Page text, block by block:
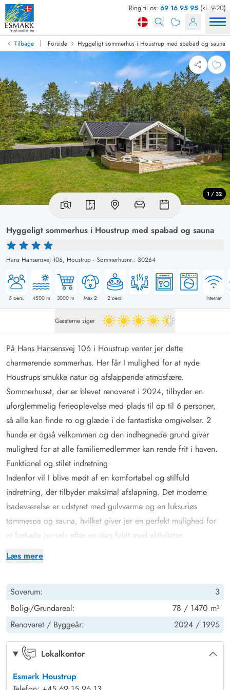
Ring til os: 69 16 95 95 (kl. 9-20)
Tilbage | Forside Hyggeligt sommerhus i Houstrup med spabad og sauna
Hyggeligt sommerhus i Houstrup med spabad og sauna
Hans Hansensvej 106, Houstrup - Sommerhusnr.: 30264
6 pers. 4500m 3000 m Max 2 2 pers. Internet
1 / 32
Gæsterne siger 4.5 ud af 5
Læs mere
På Hans Hansensvej 106 i Houstrup venter jer dette
charmerende sommerhus. Her får I mulighed for at nyde
Houstrups smukke natur og afslappende atmosfære.
Sommerhuset, der er blevet renoveret i 2024, tilbyder en
uforglemmelig ferieoplevelse med plads til op til 6 personer,
så alle kan finde ro og glæde i de fantastiske omgivelser. 2
hunde er også velkommen og den indhegnede grund giver
mulighed for at alle familiemedlemmer kan rende frit i haven.
Funktionel og stilet indretning
Indenfor vil I blive mødt af en komfortabel og stilfuld
indretning, der tilbyder maksimal afslapning. Det moderne
badeværelse er udstyret med gulvvarme og en luksuriøs
tømmespa og sauna, hvilket giver jer en perfekt mulighed for
at forkæle jer selv efter en dag fyldt med aktiviteter.
Stuen har en indbydende atmosfære, som skabes af den
Houstrup har fokus på funktionalitet med en opvaskemaskine,
vaskemaskine og en energieffektiv luft til luft varmepumpe, der
sikrer, at hverdagens logistik går som en leg. I skal blot
fokusere på at nyde tiden med hinanden.
Gode muligheder for udendørs afslapning og hygge
udendørs faciliteter, der fuldender sommerhusferien. Her er
Soverum:
3
Bolig-/Grundareal:
78 / 1470 m²
Renoveret / Byggeår: 2024 / 1995
Lokalkontor
Esmark Houstrup